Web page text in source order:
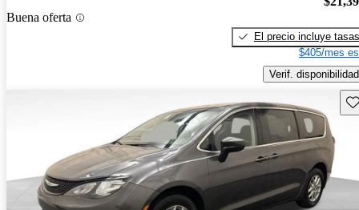
Buena oferta
El precio incluye tasas
$405/mes
Verif. disponibilidad